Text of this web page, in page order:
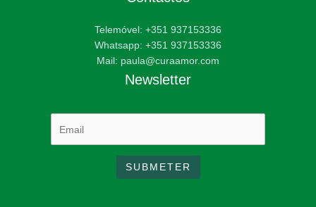
Telemóvel: +351 937153336
Whatsapp: +351 937153336
Mail: paula@curaamor.com
Newsletter